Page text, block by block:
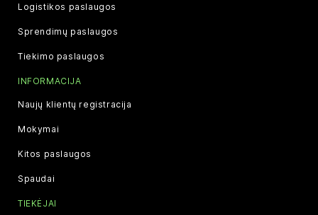
Logistikos paslaugos
Sprendimų paslaugos
Tiekimo paslaugos
INFORMACIJA
Naujų klientų registracija
Mokymai
Kitos paslaugos
Spaudai
TIEKĖJAI